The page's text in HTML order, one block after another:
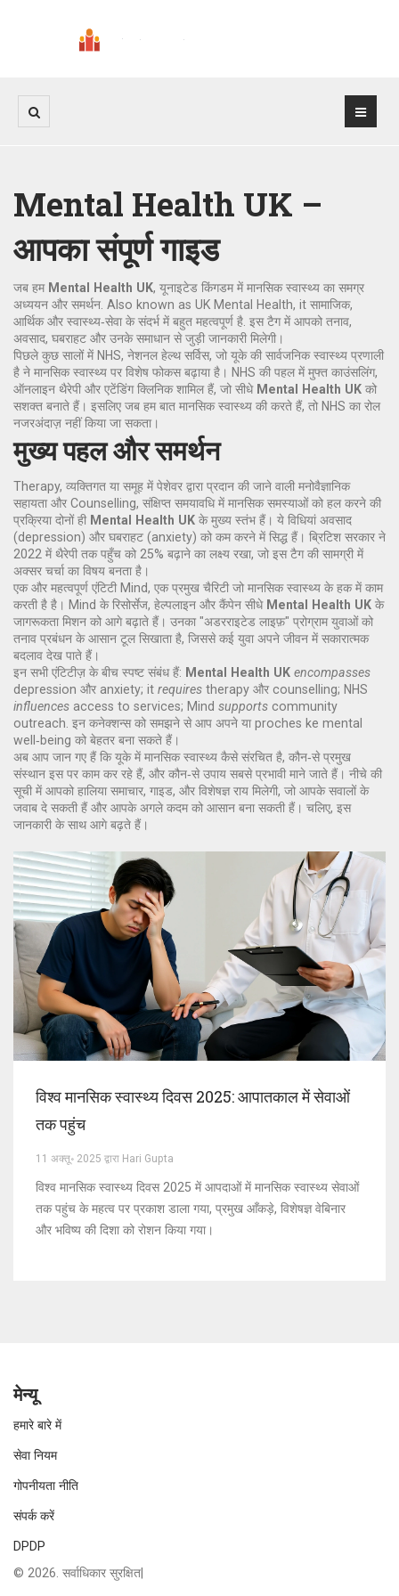
Mental Health UK –
आपका संपूर्ण गाइड
जब हम Mental Health UK, यूनाइटेड किंगडम में मानसिक स्वास्थ्य का समग्र
अध्ययन और समर्थन . Also known as UK Mental Health, it सामाजिक,
आर्थिक और स्वास्थ्य‑सेवा के संदर्भ में बहुत महत्वपूर्ण है . इस टैग में आपको तनाव,
अवसाद, घबराहट और उनके समाधान से जुड़ी जानकारी मिलेगी।
पिछले कुछ सालों में NHS, नेशनल हेल्थ सर्विस, जो यूके की सार्वजनिक स्वास्थ्य प्रणाली
है ने मानसिक स्वास्थ्य पर विशेष फोकस बढ़ाया है। NHS की पहल में मुफ्त काउंसलिंग,
ऑनलाइन थैरेपी और एटेंडिंग क्लिनिक शामिल हैं, जो सीधे Mental Health UK को
सशक्त बनाते हैं। इसलिए जब हम बात मानसिक स्वास्थ्य की करते हैं, तो NHS का रोल
नजरअंदाज़ नहीं किया जा सकता।
मुख्य पहल और समर्थन
Therapy, व्यक्तिगत या समूह में पेशेवर द्वारा प्रदान की जाने वाली मनोवैज्ञानिक
सहायता और Counselling, संक्षिप्त समयावधि में मानसिक समस्याओं को हल करने की
प्रक्रिया दोनों ही Mental Health UK के मुख्य स्तंभ हैं। ये विधियां अवसाद
(depression) और घबराहट (anxiety) को कम करने में सिद्ध हैं। ब्रिटिश सरकार ने
2022 में थैरेपी तक पहुँच को 25% बढ़ाने का लक्ष्य रखा, जो इस टैग की सामग्री में
अक्सर चर्चा का विषय बनता है।
एक और महत्वपूर्ण एंटिटी Mind, एक प्रमुख चैरिटी जो मानसिक स्वास्थ्य के हक में काम
करती है है। Mind के रिसोर्सेज, हेल्पलाइन और कैंपेन सीधे Mental Health UK के
जागरूकता मिशन को आगे बढ़ाते हैं। उनका "अडरराइटेड लाइफ़" प्रोग्राम युवाओं को
तनाव प्रबंधन के आसान टूल सिखाता है, जिससे कई युवा अपने जीवन में सकारात्मक
बदलाव देख पाते हैं।
इन सभी एंटिटीज़ के बीच स्पष्ट संबंध हैं: Mental Health UK encompasses
depression और anxiety; it requires therapy और counselling; NHS
influences access to services; Mind supports community
outreach. इन कनेक्शन्स को समझने से आप अपने या proches ke mental
well‑being को बेहतर बना सकते हैं।
अब आप जान गए हैं कि यूके में मानसिक स्वास्थ्य कैसे संरचित है, कौन‑से प्रमुख
संस्थान इस पर काम कर रहे हैं, और कौन‑से उपाय सबसे प्रभावी माने जाते हैं। नीचे की
सूची में आपको हालिया समाचार, गाइड, और विशेषज्ञ राय मिलेगी, जो आपके सवालों के
जवाब दे सकती हैं और आपके अगले कदम को आसान बना सकती हैं। चलिए, इस
जानकारी के साथ आगे बढ़ते हैं।
विश्व मानसिक स्वास्थ्य दिवस 2025: आपातकाल में सेवाओं
तक पहुंच
11 अक्तू॰ 2025 द्वारा Hari Gupta
विश्व मानसिक स्वास्थ्य दिवस 2025 में आपदाओं में मानसिक स्वास्थ्य सेवाओं
तक पहुंच के महत्व पर प्रकाश डाला गया, प्रमुख आँकड़े, विशेषज्ञ वेबिनार
और भविष्य की दिशा को रोशन किया गया।
मेन्यू
हमारे बारे में
सेवा नियम
गोपनीयता नीति
संपर्क करें
DPDP
© 2026. सर्वाधिकार सुरक्षित|